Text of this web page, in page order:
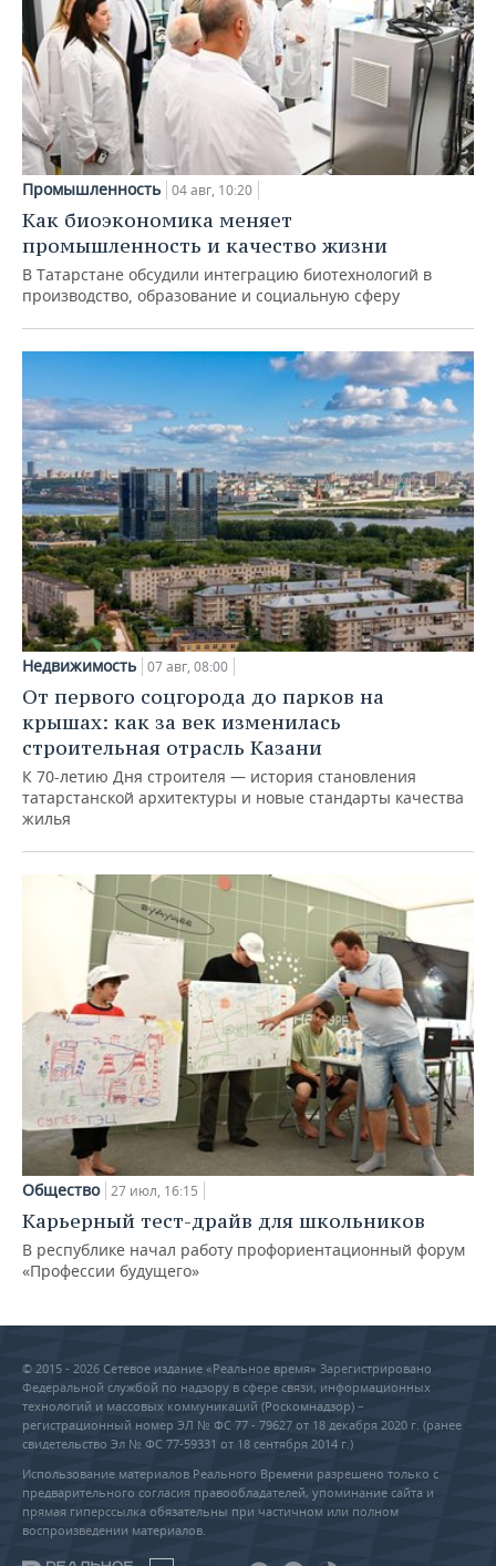
Промышленность 04 авг, 10:20
Как биоэкономика меняет
промышленность и качество жизни
В Татарстане обсудили интеграцию биотехнологий в
производство, образование и социальную сферу
Недвижимость 07 авг, 08:00
От первого соцгорода до парков на
крышах: как за век изменилась
строительная отрасль Казани
К 70-летию Дня строителя — история становления
татарстанской архитектуры и новые стандарты качества
жилья
Общество 27 июл, 16:15
Карьерный тест-драйв для школьников
В республике начал работу профориентационный форум
«Профессии будущего»
© 2015 - 2026 Сетевое издание «Реальное время» Зарегистрировано
Федеральной службой по надзору в сфере связи, информационных
технологий и массовых коммуникаций (Роскомнадзор) –
регистрационный номер ЭЛ № ФС 77 - 79627 от 18 декабря 2020 г. (ранее
свидетельство Эл № ФС 77-59331 от 18 сентября 2014 г.)
Использование материалов Реального Времени разрешено только с
предварительного согласия правообладателей, упоминание сайта и
прямая гиперссылка обязательны при частичном или полном
воспроизведении материалов.